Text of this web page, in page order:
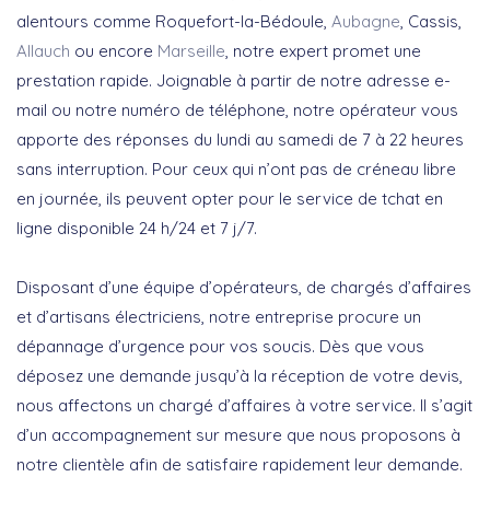
alentours comme Roquefort-la-Bédoule, Aubagne , Cassis,
Allauch ou encore Marseille , notre expert promet une
prestation rapide. Joignable à partir de notre adresse e-
mail ou notre numéro de téléphone, notre opérateur vous
apporte des réponses du lundi au samedi de 7 à 22 heures
sans interruption. Pour ceux qui n’ont pas de créneau libre
en journée, ils peuvent opter pour le service de tchat en
ligne disponible 24 h/24 et 7 j/7.
Disposant d’une équipe d’opérateurs, de chargés d’affaires
et d’artisans électriciens, notre entreprise procure un
dépannage d’urgence pour vos soucis. Dès que vous
déposez une demande jusqu’à la réception de votre devis,
nous affectons un chargé d’affaires à votre service. Il s’agit
d’un accompagnement sur mesure que nous proposons à
notre clientèle afin de satisfaire rapidement leur demande.